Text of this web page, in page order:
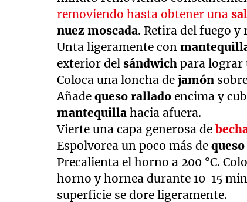
removiendo hasta obtener una
nuez moscada. Retira del fuego y
Unta ligeramente con
exterior delsándwichpara lograr
Coloca una loncha dejamón
Añadequeso ralladoencima y
mantequillahacia afuera.
Vierte una capa generosa de
Espolvorea un poco más dequeso
Precalienta el horno a 200 °C.
horno y hornea durante 10–15
superficie se dore ligeramente.